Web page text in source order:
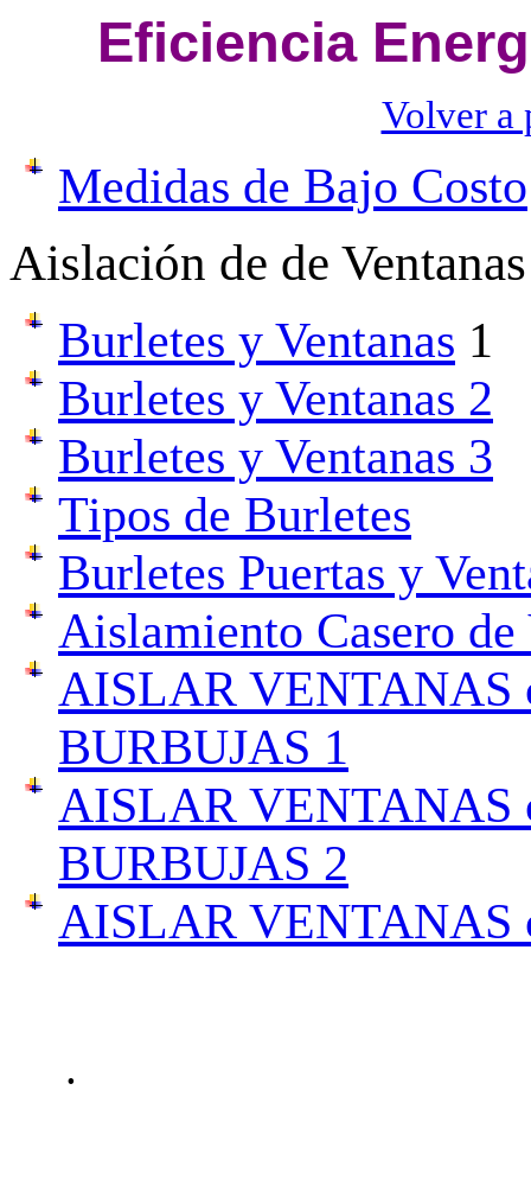
Eficiencia
Volver a
Medidas de Bajo Costo
Aislación de de Ventanas
Burletes y Ventanas 1
Burletes y Ventanas 2
Burletes y Ventanas 3
Tipos de Burletes
Burletes Puertas y
Aislamiento Casero de
AISLAR VENTANAS
BURBUJAS 1
AISLAR VENTANAS
BURBUJAS 2
AISLAR VENTANAS
.